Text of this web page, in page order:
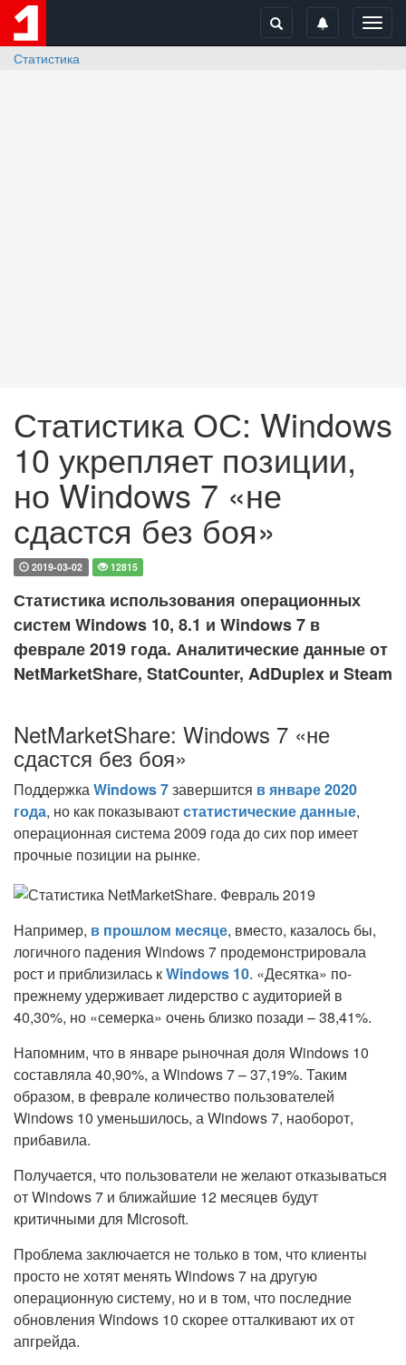
Статистика
Статистика ОС: Windows
10 укрепляет позиции,
но Windows 7 «не
сдастся без боя»
2019-03-02 12815
Статистика использования операционных
систем Windows 10, 8.1 и Windows 7 в
феврале 2019 года. Аналитические данные от
NetMarketShare, StatCounter, AdDuplex и Steam
NetMarketShare: Windows 7 «не
сдастся без боя»
ПоддержкаWindows 7завершится в январе 2020
года, но как показываютстатистические данные,
операционная система 2009 года до сих пор имеет
прочные позиции на рынке.
Например, в прошлом месяце, вместо, казалось бы,
логичного падения Windows 7 продемонстрировала
рост и приблизилась кWindows 10. «Десятка» по-
прежнему удерживает лидерство с аудиторией в
40,30%, но «семерка» очень близко позади – 38,41%.
Напомним, что в январе рыночная доля Windows 10
составляла 40,90%, а Windows 7 – 37,19%. Таким
образом, в феврале количество пользователей
Windows 10 уменьшилось, а Windows 7, наоборот,
прибавила.
Получается, что пользователи не желают отказываться
от Windows 7 и ближайшие 12 месяцев будут
критичными для Microsoft.
Проблема заключается не только в том, что клиенты
просто не хотят менять Windows 7 на другую
операционную систему, но и в том, что последние
обновления Windows 10 скорее отталкивают их от
апгрейда.